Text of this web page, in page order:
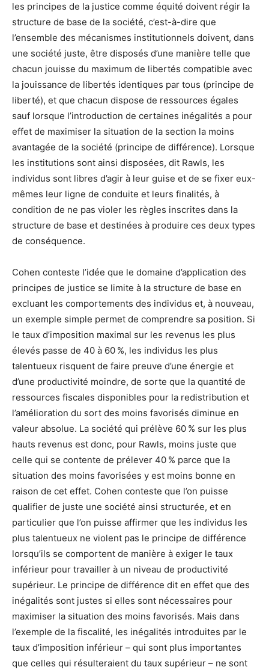
les principes de la justice comme équité doivent régir la
structure de base de la société, c’est-à-dire que
l’ensemble des mécanismes institutionnels doivent, dans
une société juste, être disposés d’une manière telle que
chacun jouisse du maximum de libertés compatible avec
la jouissance de libertés identiques par tous (principe de
liberté), et que chacun dispose de ressources égales
sauf lorsque l’introduction de certaines inégalités a pour
effet de maximiser la situation de la section la moins
avantagée de la société (principe de différence). Lorsque
les institutions sont ainsi disposées, dit Rawls, les
individus sont libres d’agir à leur guise et de se fixer eux-
mêmes leur ligne de conduite et leurs finalités, à
condition de ne pas violer les règles inscrites dans la
structure de base et destinées à produire ces deux types
de conséquence.
Cohen conteste l’idée que le domaine d’application des
principes de justice se limite à la structure de base en
excluant les comportements des individus et, à nouveau,
un exemple simple permet de comprendre sa position. Si
le taux d’imposition maximal sur les revenus les plus
élevés passe de 40 à 60 %, les individus les plus
talentueux risquent de faire preuve d’une énergie et
d’une productivité moindre, de sorte que la quantité de
ressources fiscales disponibles pour la redistribution et
l’amélioration du sort des moins favorisés diminue en
valeur absolue. La société qui prélève 60 % sur les plus
hauts revenus est donc, pour Rawls, moins juste que
celle qui se contente de prélever 40 % parce que la
situation des moins favorisées y est moins bonne en
raison de cet effet. Cohen conteste que l’on puisse
qualifier de juste une société ainsi structurée, et en
particulier que l’on puisse affirmer que les individus les
plus talentueux ne violent pas le principe de différence
lorsqu’ils se comportent de manière à exiger le taux
inférieur pour travailler à un niveau de productivité
supérieur. Le principe de différence dit en effet que des
inégalités sont justes si elles sont nécessaires pour
maximiser la situation des moins favorisés. Mais dans
l’exemple de la fiscalité, les inégalités introduites par le
taux d’imposition inférieur – qui sont plus importantes
que celles qui résulteraient du taux supérieur – ne sont